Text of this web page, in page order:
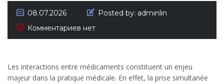
08.07.2026 Posted by: adminlin
Комментариев нет
Les interactions entre médicaments constituent un enjeu
majeur dans la pratique médicale. En effet, la prise simultanée